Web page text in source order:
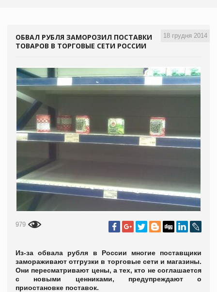
18 грудня 2014
ОБВАЛ РУБЛЯ ЗАМОРОЗИЛ ПОСТАВКИ
ТОВАРОВ В ТОРГОВЫЕ СЕТИ РОССИИ
979
Из-за обвала рубля в России многие поставщики
замораживают отгрузки в торговые сети и магазины.
Они пересматривают цены, а тех, кто не соглашается
с новыми ценниками, предупреждают о
приостановке поставок.